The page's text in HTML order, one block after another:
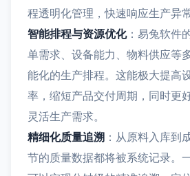
程透明化管理，快速响应生产异常
智能排程与资源优化：易兔软件
单需求、设备能力、物料供应等
能化的生产排程。这能极大提高
率，缩短产品交付周期，同时更
灵活生产需求。
精细化质量追溯 ：从原料入库到
节的质量数据都将被系统记录。